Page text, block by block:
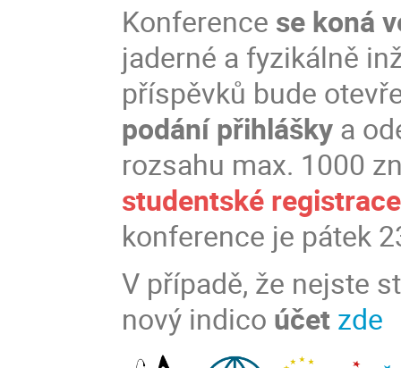
Konference se koná
jaderné a fyzikálně
příspěvků bude
podání přihlášky a
rozsahu max. 1000
studentské
konference je pátek
V případě, že nejste
nový indico účet zde